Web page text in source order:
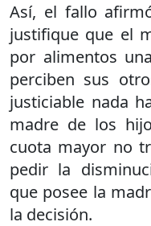
Así, el fallo
justifique que el
por alimentos
perciben sus
justiciable nada
madre de los
cuota mayor no
pedir la
que posee la
la decisión.